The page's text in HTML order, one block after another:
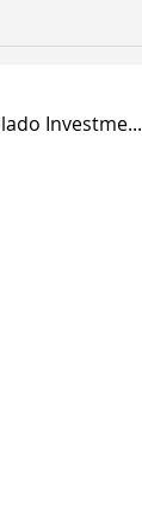
Investme...